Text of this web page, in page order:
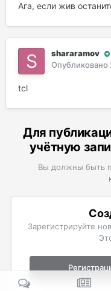
Ага, если жив
shararamov
Опубликовано
tcl
Для
учётную
Вы должны быть
Зарегистрируйте